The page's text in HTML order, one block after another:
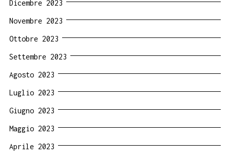
Dicembre 2023
Novembre 2023
Ottobre 2023
Settembre 2023
Agosto 2023
Luglio 2023
Giugno 2023
Maggio 2023
Aprile 2023